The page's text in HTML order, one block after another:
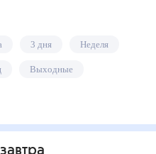
3 дня Неделя
Выходные